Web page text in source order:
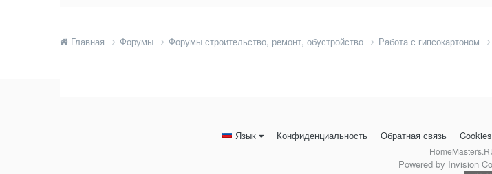
Главная Форумы Форумы строительство, ремонт, обустройство Работа с гипсокартоном
Язык Конфиденциальность Обратная связь Cookies
Powered by Invision